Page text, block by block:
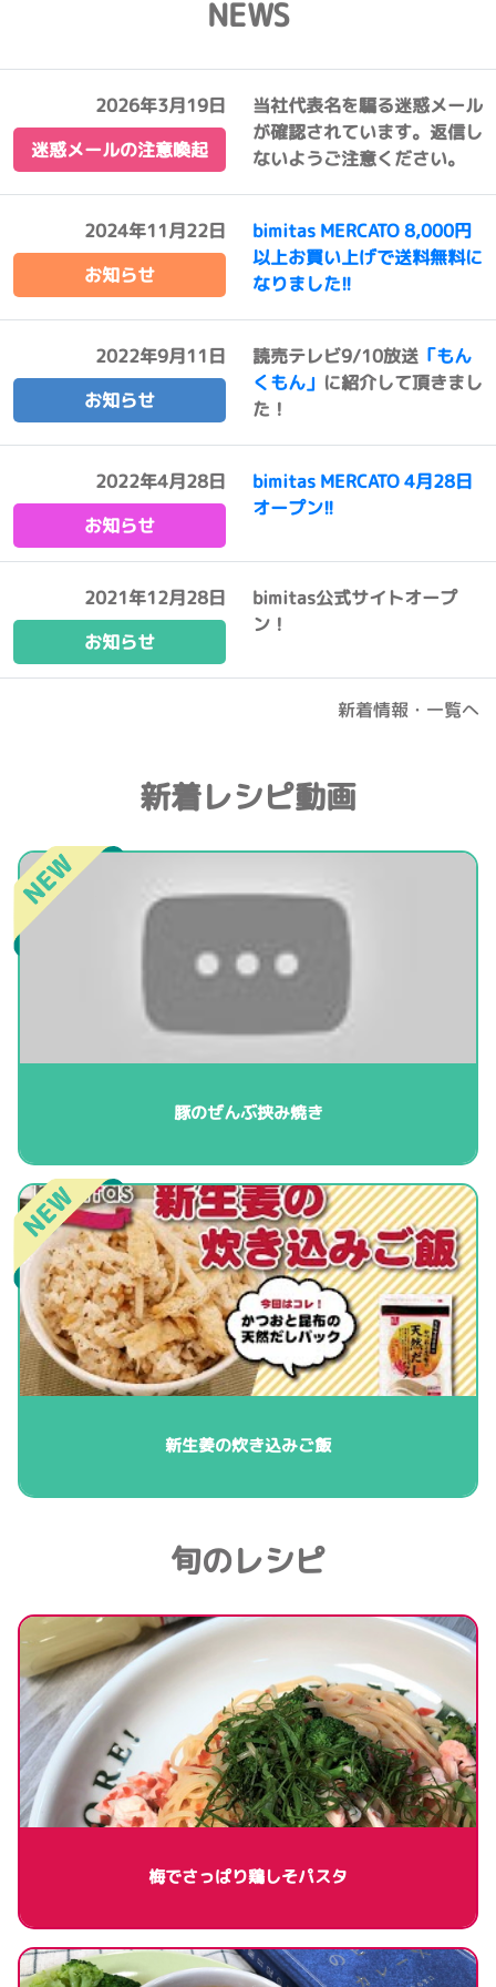
NEWS
2026年3月19日
迷惑メールの注意喚起
当社代表名を騙る迷惑メール
が確認されています。返信し
ないようご注意ください。
2024年11月22日
お知らせ
bimitas MERCATO 8,000円
以上お買い上げで送料無料に
なりました!!
2022年9月11日
お知らせ
読売テレビ9/10放送 「もん
くもん」 に紹介して頂きまし
た！
2022年4月28日
お知らせ
bimitas MERCATO 4月28日
オープン!!
2021年12月28日
お知らせ
bimitas公式サイトオープ
ン！
新着情報・一覧へ
新着レシピ動画
豚のぜんぶ挟み焼き
新生姜の炊き込みご飯
旬のレシピ
梅でさっぱり鶏しそパスタ